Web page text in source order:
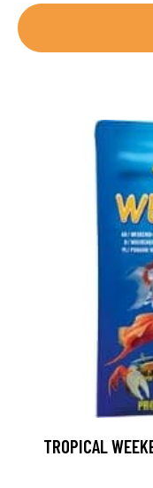
TROPICAL